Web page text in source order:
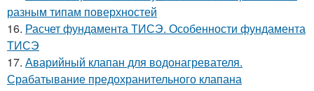
разным типам поверхностей
16. Расчет фундамента ТИСЭ. Особенности фундамента
ТИСЭ
17. Аварийный клапан для водонагревателя.
Срабатывание предохранительного клапана